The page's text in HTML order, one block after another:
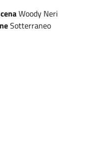
Woody Neri
Sotterraneo